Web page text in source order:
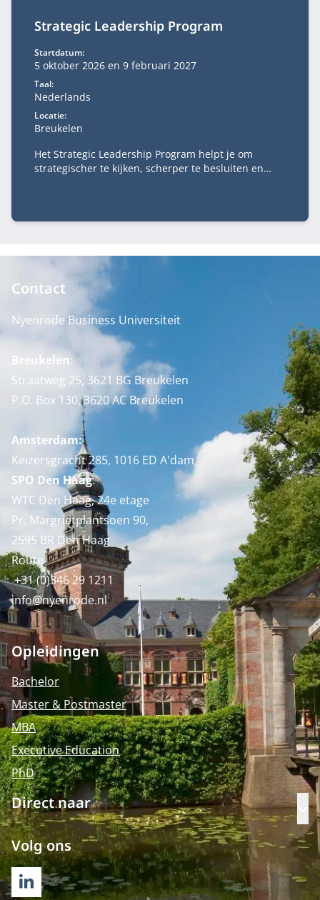
Strategic Leadership Program
Startdatum:
5 oktober 2026 en 9 februari 2027
Taal:
Nederlands
Locatie:
Breukelen
Het Strategic Leadership Program helpt je om
strategischer te kijken, scherper te besluiten en
besluitvorming.
Contact
Nyenrode Business Universiteit
Breukelen:
Straatweg 25, 3621 BG Breukelen
P.O. Box 130, 3620 AC Breukelen
Amsterdam:
Keizersgracht 285, 1016 ED A'dam
SPO Den Haag:
WTC Den Haag, 24e etage
Pr. Margrietplantsoen 90,
2595 BR Den Haag
Route
+31 (0)346 29 1211
info@nyenrode.nl
Opleidingen
Bachelor
Master & Postmaster
MBA
Executive Education
PhD
Direct naar
Volg ons
LINKEDIN